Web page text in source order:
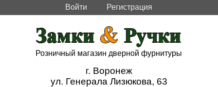
Войти Регистрация
Розничный магазин дверной фурнитуры
г. Воронеж
ул. Генерала Лизюкова, 63